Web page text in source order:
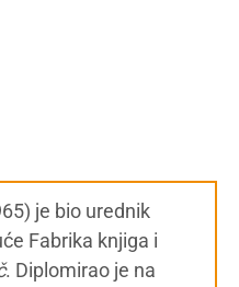
je bio urednik
Fabrika knjiga i
. Diplomirao je na